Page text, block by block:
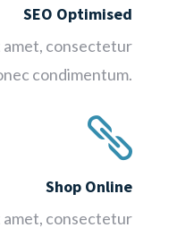
SEO Optimised
amet, consectetur
condimentum.

Shop Online
amet, consectetur